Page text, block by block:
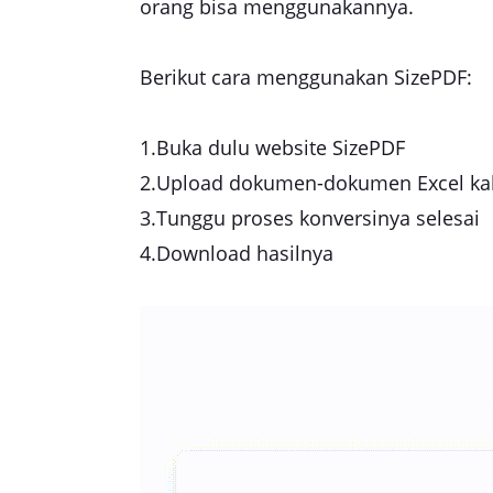
orang bisa menggunakannya.
Berikut cara menggunakan SizePDF:
1.Buka dulu website SizePDF
2.Upload dokumen-dokumen Excel
3.Tunggu proses konversinya selesai
4.Download hasilnya